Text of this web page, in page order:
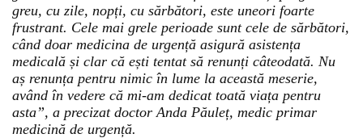
greu, cu zile, nopți, cu sărbători, este uneori foarte
frustrant. Cele mai grele perioade sunt cele de sărbători,
când doar medicina de urgență asigură asistența
medicală și clar că ești tentat să renunți câteodată. Nu
aș renunța pentru nimic în lume la această meserie,
având în vedere că mi-am dedicat toată viața pentru
asta”, a precizat doctor Anda Păuleț, medic primar
medicină de urgență.